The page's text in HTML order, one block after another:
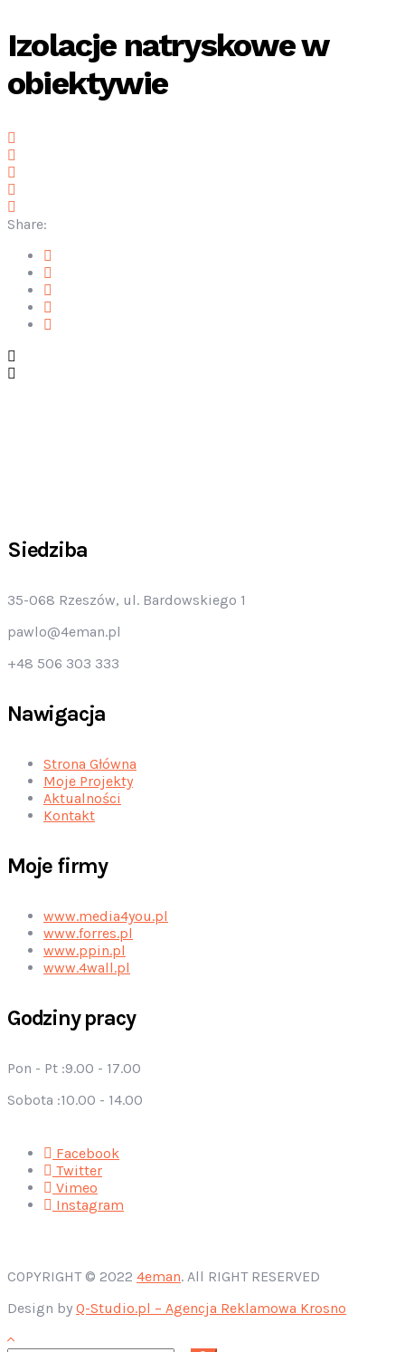
Izolacje natryskowe w
obiektywie
Share:
Services
Siedziba
35-068 Rzeszów, ul. Bardowskiego 1
pawlo@4eman.pl
+48 506 303 333
Nawigacja
Strona Główna
Moje Projekty
Aktualności
Kontakt
Moje firmy
www.media4you.pl
www.forres.pl
www.ppin.pl
www.4wall.pl
Godziny pracy
Pon - Pt :9.00 - 17.00
Sobota :10.00 - 14.00
Facebook
Twitter
Vimeo
Instagram
COPYRIGHT © 2022 4eman. All RIGHT RESERVED
Design by Q-Studio.pl – Agencja Reklamowa Krosno